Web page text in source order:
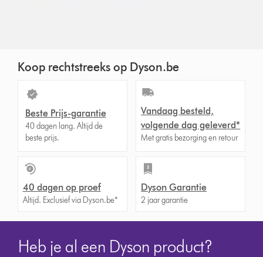
Koop rechtstreeks op Dyson.be
Beste Prijs-garantie
40 dagen lang. Altijd de
beste prijs.
Vandaag besteld,
volgende dag geleverd*
Met gratis bezorging en retour
40 dagen op proef
Altijd. Exclusief via Dyson.be*
Dyson Garantie
2 jaar garantie
Heb je al een Dyson product?